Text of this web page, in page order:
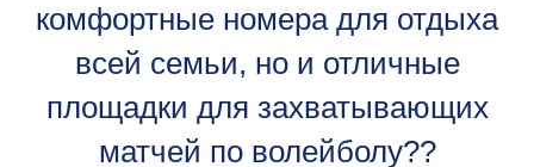
комфортные номера для отдыха
всей семьи, но и отличные
площадки для захватывающих
матчей по волейболу??